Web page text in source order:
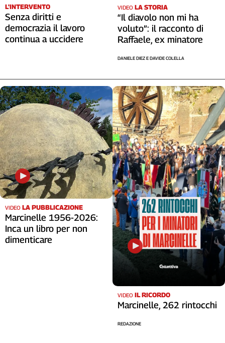
L'INTERVENTO
Senza diritti e
democrazia il lavoro
continua a uccidere
VIDEO LA STORIA
“Il diavolo non mi ha
voluto”: il racconto di
Raffaele, ex minatore
DANIELE DIEZ E DAVIDE COLELLA
VIDEO LA PUBBLICAZIONE
Marcinelle 1956-2026:
Inca un libro per non
dimenticare
VIDEO IL RICORDO
Marcinelle, 262 rintocchi
REDAZIONE